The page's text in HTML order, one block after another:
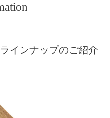
インナップのご紹介